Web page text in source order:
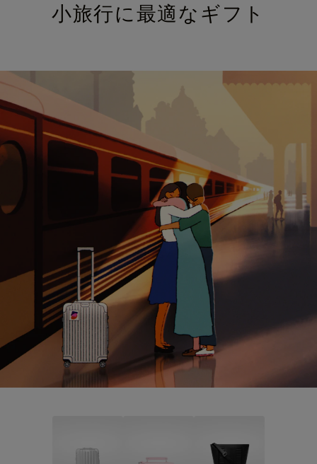
小旅行に最適なギフト